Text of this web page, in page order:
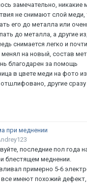
замечательно, никакие
не снимают слой меди,
его до металла или
до металла, а другие
снимается легко и
на новый, состав
благодарен за помощь
в цвете меди на фото
другие
при меднении
последние пол года
блестящем меднении.
примерно 5-6
имеют похожий дефект,